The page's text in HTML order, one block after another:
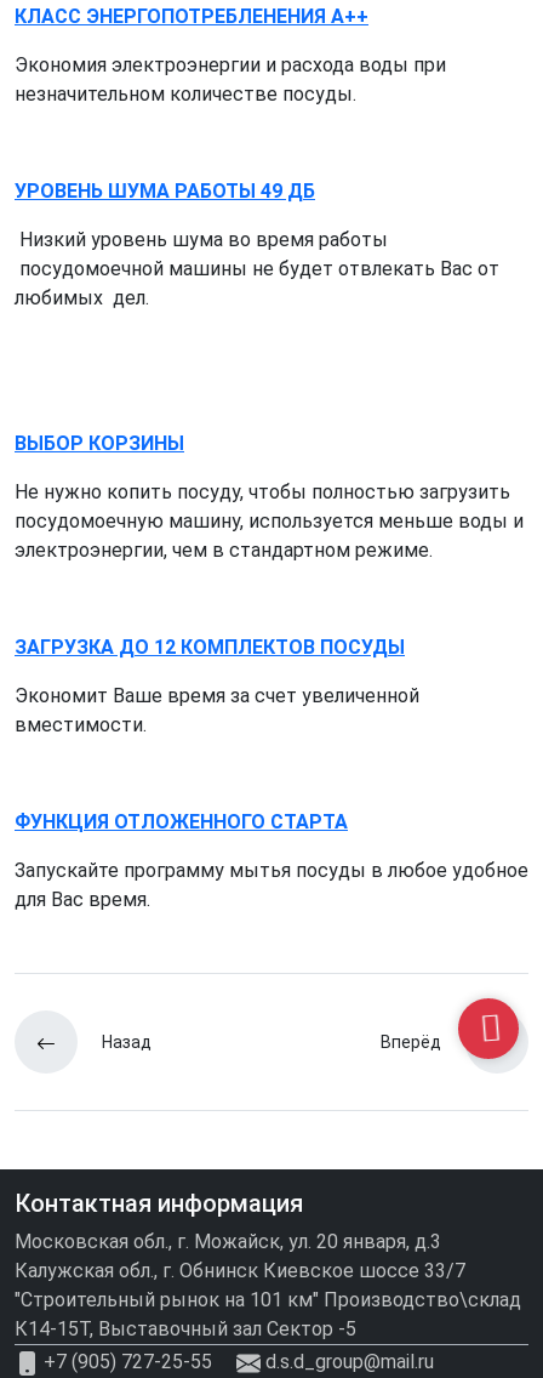
КЛАСС ЭНЕРГОПОТРЕБЛEНЕНИЯ A++
Экономия электроэнергии и расхода воды при
незначительном количестве посуды.
УРОВЕНЬ ШУМА РАБОТЫ 49 ДБ
Низкий уровень шума во время работы
посудомоечной машины не будет отвлекать Вас от
любимых дел.
ВЫБОР КОРЗИНЫ
Не нужно копить посуду, чтобы полностью загрузить
посудомоечную машину, используется меньше воды и
электроэнергии, чем в стандартном режиме.
ЗАГРУЗКА ДО 12 КОМПЛЕКТОВ ПОСУДЫ
Экономит Ваше время за счет увеличенной
вместимости.
ФУНКЦИЯ ОТЛОЖЕННОГО СТАРТА
Запускайте программу мытья посуды в любое удобное
для Вас время.
Назад Вперёд
Контактная информация
Московская обл., г. Можайск, ул. 20 января, д.3
Калужская обл., г. Обнинск Киевское шоссе 33/7
"Строительный рынок на 101 км" Производство\склад
К14-15Т, Выставочный зал Сектор -5
+7 (905) 727-25-55
d.s.d_group@mail.ru